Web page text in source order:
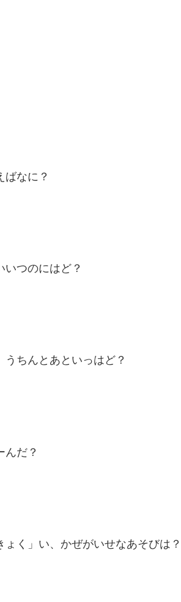
なに？
つのにはど？
ちんとあといっはど？
んだ？
く」い、かぜがいせなあそびは？